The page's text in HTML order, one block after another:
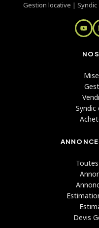
Gestion locative |
Devis